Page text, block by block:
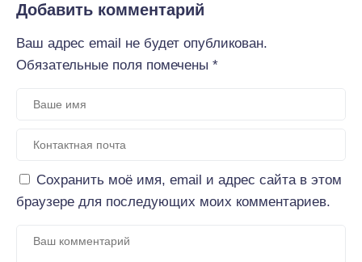
Добавить комментарий
Ваш адрес email не будет опубликован.
Обязательные поля помечены *
Сохранить моё имя, email и адрес сайта в этом
браузере для последующих моих комментариев.